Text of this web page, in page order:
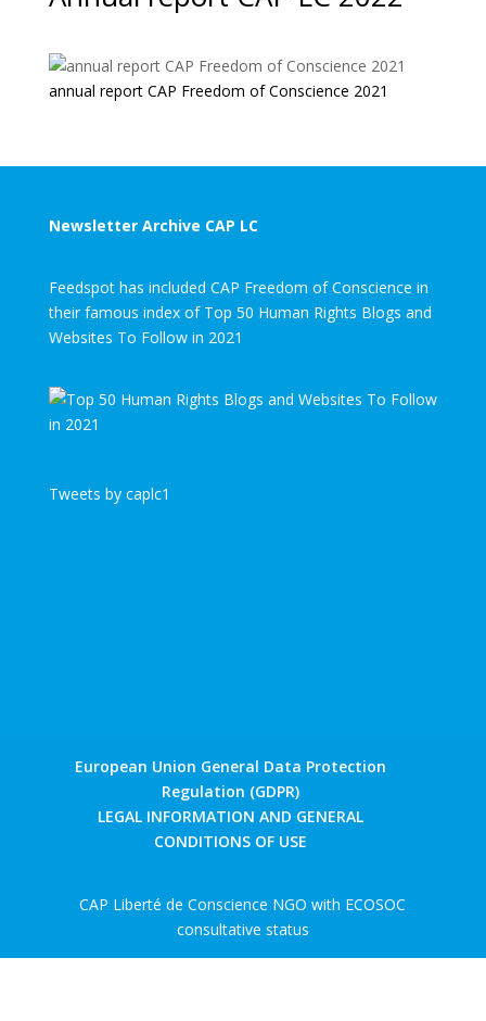
annual report CAP Freedom of Conscience 2021
Newsletter Archive CAP LC
Feedspot has included CAP Freedom of Conscience in
their famous index of Top 50 Human Rights Blogs and
Websites To Follow in 2021
Tweets by caplc1
European Union General Data Protection
Regulation (GDPR)
LEGAL INFORMATION AND GENERAL
CONDITIONS OF USE
CAP Liberté de Conscience NGO with ECOSOC
consultative status